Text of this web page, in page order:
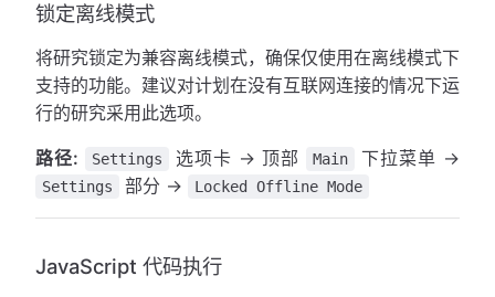
锁定离线模式
将研究锁定为兼容离线模式，确保仅使用在离线模式下
支持的功能。建议对计划在没有互联网连接的情况下运
行的研究采用此选项。
路径: Settings 选项卡 → 顶部 Main 下拉菜单 →
Settings 部分 → Locked Offline Mode
JavaScript 代码执行